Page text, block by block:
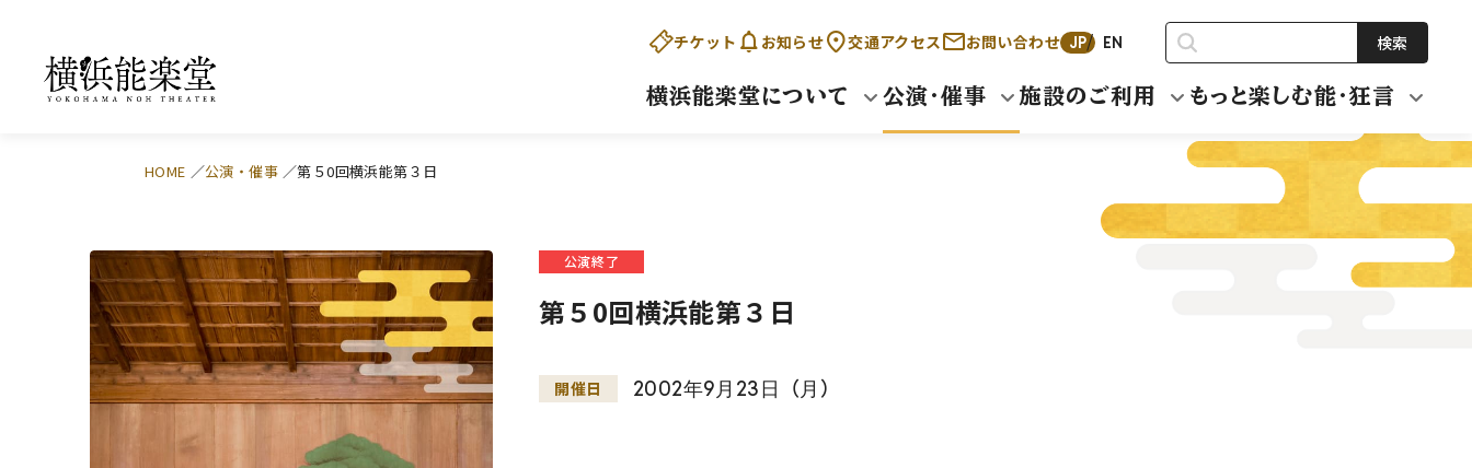
チケット お知らせ 交通アクセス お問い合わせ JP EN 検索
横浜能楽堂について 公演・催事 施設のご利用 もっと楽しむ能・狂言
HOME 公演・催事 第５0回横浜能第３日
公演終了
第５0回横浜能第３日
開催日 2002年9月 23日 （月 ）